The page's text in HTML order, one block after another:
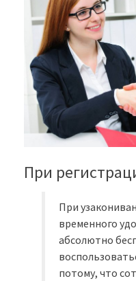
При
При
временного
абсолютно
потому, что